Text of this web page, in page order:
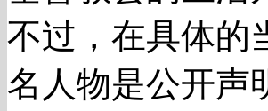
不过，在具体的
名人物是公开声